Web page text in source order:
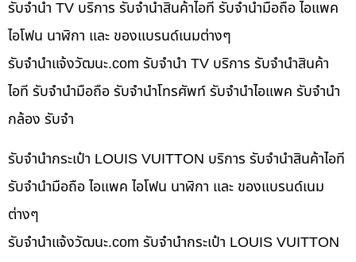
รับจำนำ TV บริการ รับจำนำสินค้าไอที รับจำนำมือถือ ไอแพค
ไอโฟน นาฬิกา และ ของแบรนด์เนมต่างๆ
รับจํานําแจ้งวัฒนะ.com รับจำนำ TV บริการ รับจำนำสินค้า
ไอที รับจำนำมือถือ รับจำนำโทรศัพท์ รับจำนำไอแพค รับจำนำ
กล้อง รับจำ
รับจำนำกระเป๋า LOUIS VUITTON บริการ รับจำนำสินค้าไอที
รับจำนำมือถือ ไอแพค ไอโฟน นาฬิกา และ ของแบรนด์เนม
ต่างๆ
รับจํานําแจ้งวัฒนะ.com รับจำนำกระเป๋า LOUIS VUITTON